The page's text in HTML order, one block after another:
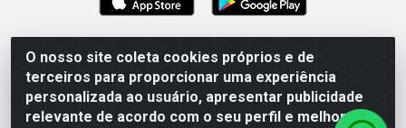
O nosso site coleta cookies próprios e de
terceiros para proporcionar uma experiência
personalizada ao usuário, apresentar publicidade
relevante de acordo com o seu perfil e melhorar a
Polybalas - Rua João Miguel de Souza, 173 Galpão B -
Ernesto Geisel, João Pessoa/PB - CEP 58.075-075 - CNPJ
00.909.327/0002-61